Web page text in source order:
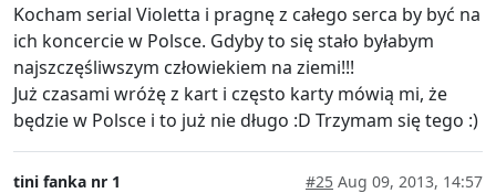
Kocham serial Violetta i pragnę z całego serca by być na
ich koncercie w Polsce. Gdyby to się stało byłabym
najszczęśliwszym człowiekiem na ziemi!!!
Już czasami wróżę z kart i często karty mówią mi, że
będzie w Polsce i to już nie długo :D Trzymam się tego :)
tini fanka nr 1 #25 Aug 09, 2013, 14:57